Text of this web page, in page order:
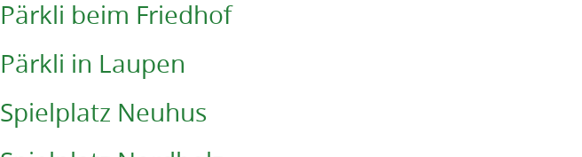
Pärkli beim Friedhof
Pärkli in Laupen
Spielplatz Neuhus